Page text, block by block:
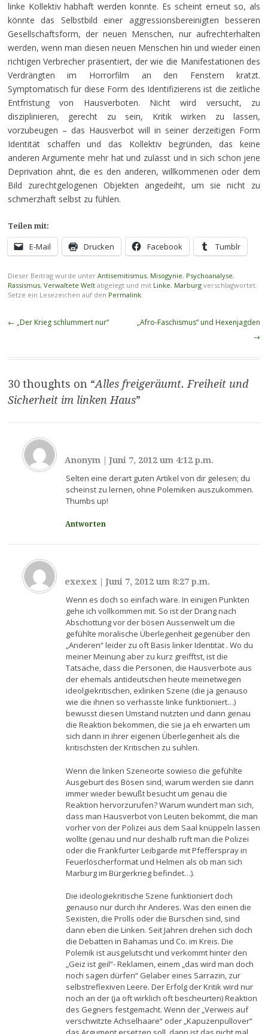
linke Kollektiv habhaft werden konnte. Es scheint erneut so, als
könnte das Selbstbild einer aggressionsbereinigten besseren
Gesellschaftsform, der neuen Menschen, nur aufrechterhalten
werden, wenn man diesen neuen Menschen hin und wieder einen
richtigen Verbrecher präsentiert, der wie die Manifestationen des
Verdrängten im Horrorfilm an den Fenstern kratzt.
Symptomatisch für diese Form des Identifizierens ist die zeitliche
Entfristung von Hausverboten. Nicht wird versucht, zu
disziplinieren, gerecht zu sein, Kritik wirken zu lassen,
vorzubeugen – das Hausverbot will in seiner derzeitigen Form
Identität schaffen und das Kollektiv begründen, das keine
anderen Argumente mehr hat und zulässt und in sich schon jene
Deprivation ahnt, die es den anderen, willkommenen oder dem
Bild zurechtgelogenen Objekten angedeiht, um sie nicht zu
schmerzhaft selbst zu fühlen.
Teilen mit:
E-Mail Drucken Facebook Tumblr
Dieser Beitrag wurde unter Antisemitismus, Misogynie, Psychoanalyse,
Rassismus, Verwaltete Weltabgelegt und mit Linke, Marburgverschlagwortet.
Setze ein Lesezeichen auf den Permalink.
Beitragsnavigation
← „Der Krieg schlummert nur“
„Afro-Faschismus“ und Hexenjagden
→
30 thoughts on “Alles freigeräumt. Freiheit und
Sicherheit im linken Haus”
Anonym |Juni 7, 2012 um 4:12 p.m.
Selten eine derart guten Artikel von dir gelesen; du
scheinst zu lernen, ohne Polemiken auszukommen.
Thumbs up!
Antworten
exexex |Juni 7, 2012 um 8:27 p.m.
Wenn es doch so einfach wäre. In einigen Punkten
gehe ich vollkommen mit. So ist der Drang nach
Abschottung vor der bösen Aussenwelt um die
gefühlte moralische Überlegenheit gegenüber den
„Anderen“ leider zu oft Basis linker Identität . Wo du
meiner Meinung aber zu kurz greifftst, ist die
Tatsache, dass die Personen, die Hausverbote aus
der ehemals antideutschen heute meinetwegen
ideolgiekritischen, exlinken Szene (die ja genauso
wie die ihnen so verhasste linke funktioniert…)
bewusst diesen Umstand nutzten und dann genau
die Reaktion bekommen, die sie ja eh erwarten um
sich dann in ihrer eigenen Überlegenheit als die
kritischsten der Kritischen zu suhlen.
Wenn die linken Szeneorte sowieso die gefühlte
Ausgeburt des Bösen sind, warum werden sie dann
immer wieder bewußt besucht um genau die
Reaktion hervorzurufen? Warum wundert man sich,
dass man Hausverbot von Leuten bekommt, die man
vorher von der Polizei aus dem Saal knüppeln lassen
wollte (genau und nur deshalb ruft man die Polizei
oder die Frankfurter Leibgarde mit Pfefferspray in
Feuerlöscherformat und Helmen als ob man sich
Marburg im Bürgerkrieg befindet…).
Die ideologiekritische Szene funktioniert doch
genauso nur durch ihr Anderes. Was den einen die
Sexisten, die Prolls oder die Burschen sind, sind
dann eben die Linken. Seit Jahren drehen sich doch
die Debatten in Bahamas und Co. im Kreis. Die
Polemik ist ausgelutscht und verkommt hinter den
„Geiz ist geil“- Reklamen, einem „das wird man doch
noch sagen dürfen“ Gelaber eines Sarrazin, zur
selbstreflexiven Leere. Der Erfolg der Kritik wird nur
noch an der (ja oft wirklich oft bescheurten) Reaktion
des Gegners festgemacht. Wenn der „Verweis auf
verschwitzte Achselhaare“ oder „Kapuzenpullover“